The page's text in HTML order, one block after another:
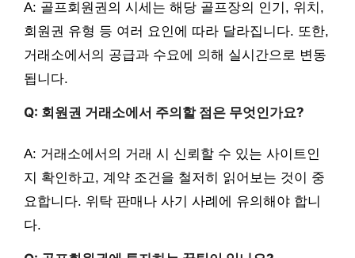
A: 골프회원권의 시세는 해당 골프장의 인기, 위치,
회원권 유형 등 여러 요인에 따라 달라집니다. 또한,
거래소에서의 공급과 수요에 의해 실시간으로 변동
됩니다.
Q: 회원권 거래소에서 주의할 점은 무엇인가요?
A: 거래소에서의 거래 시 신뢰할 수 있는 사이트인
지 확인하고, 계약 조건을 철저히 읽어보는 것이 중
요합니다. 위탁 판매나 사기 사례에 유의해야 합니
다.